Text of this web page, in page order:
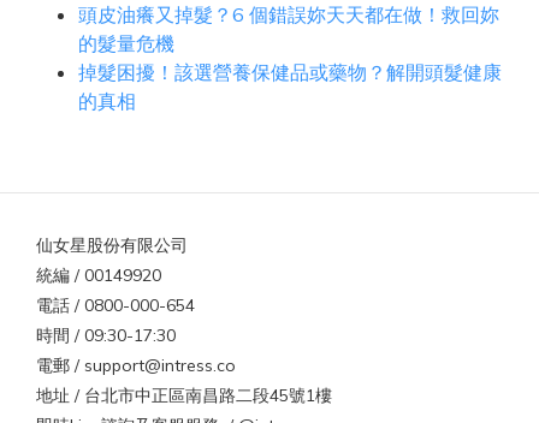
頭皮油癢又掉髮？6 個錯誤妳天天都在做！救回妳
的髮量危機
掉髮困擾！該選營養保健品或藥物？解開頭髮健康
的真相
仙女星股份有限公司
統編 / 00149920
電話 / 0800-000-654
時間 / 09:30-17:30
電郵 / support@intress.co
地址 / 台北市中正區南昌路二段45號1樓